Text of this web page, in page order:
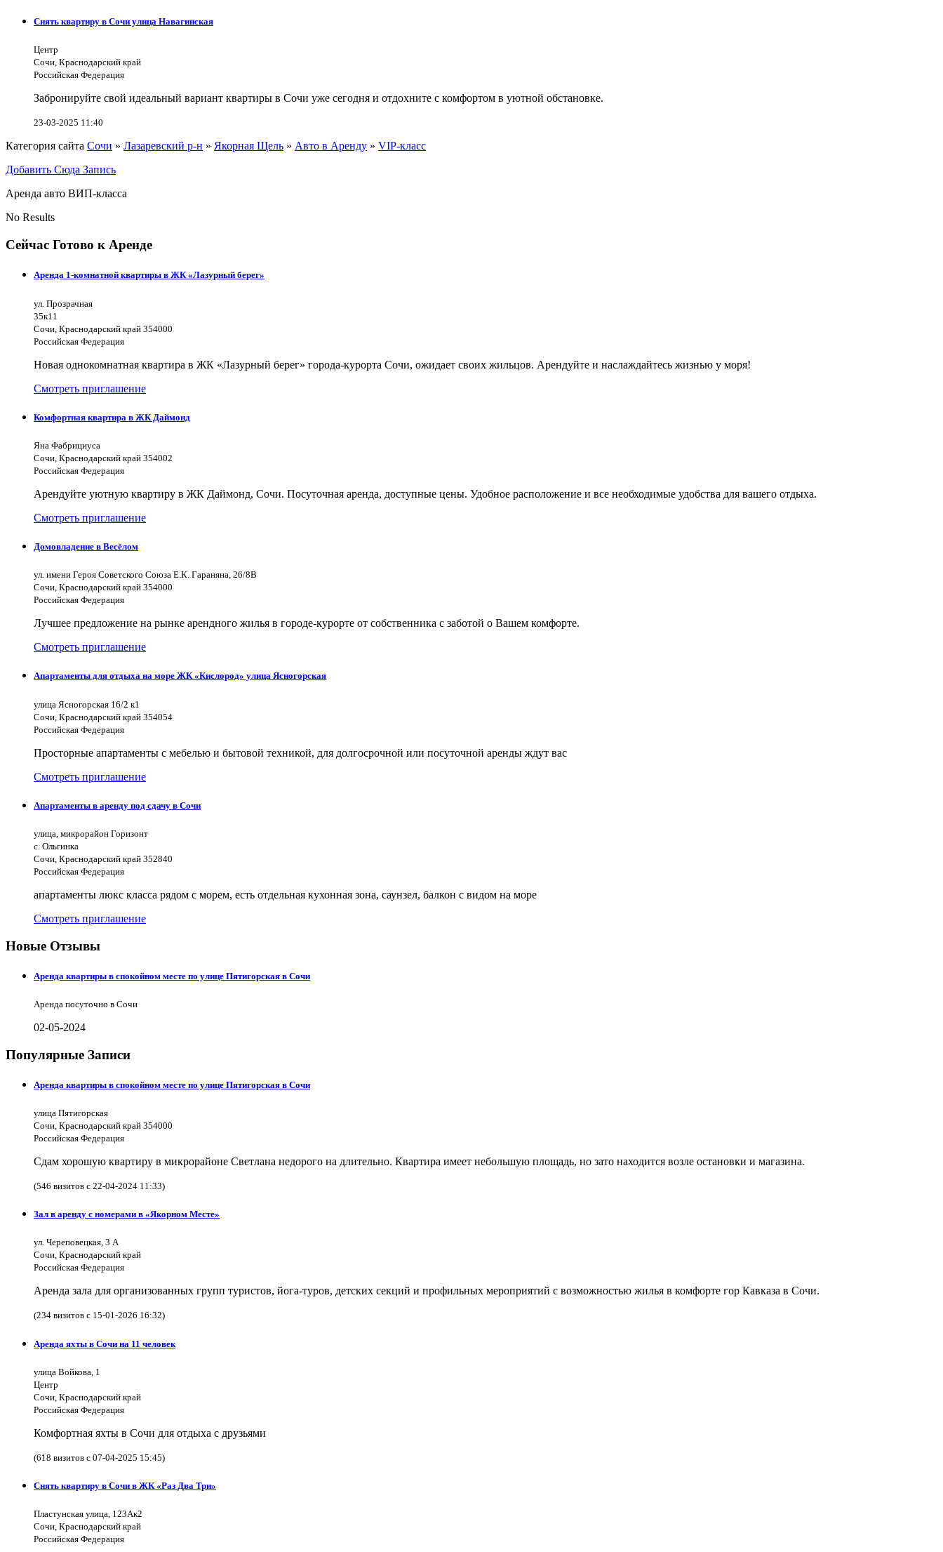
Снять квартиру в Сочи улица Навагинская
Центр
Сочи, Краснодарский край
Российская Федерация
Забронируйте свой идеальный вариант квартиры в Сочи уже сегодня и отдохните с комфортом в уютной обстановке.
23-03-2025 11:40
Категория сайта Сочи » Лазаревский р-н » Якорная Щель » Авто в Аренду » VIP-класс
Добавить Сюда Запись
Аренда авто ВИП-класса
No Results
Сейчас Готово к Аренде
Аренда 1-комнатной квартиры в ЖК «Лазурный берег»
ул. Прозрачная
35к11
Сочи, Краснодарский край 354000
Российская Федерация
Новая однокомнатная квартира в ЖК «Лазурный берег» города-курорта Сочи, ожидает своих жильцов. Арендуйте и наслаждайтесь жизнью у моря!
Смотреть приглашение
Комфортная квартира в ЖК Даймонд
Яна Фабрициуса
Сочи, Краснодарский край 354002
Российская Федерация
Арендуйте уютную квартиру в ЖК Даймонд, Сочи. Посуточная аренда, доступные цены. Удобное расположение и все необходимые удобства для вашего отдыха.
Смотреть приглашение
Домовладение в Весёлом
ул. имени Героя Советского Союза Е.К. Гараняна, 26/8В
Сочи, Краснодарский край 354000
Российская Федерация
Лучшее предложение на рынке арендного жилья в городе-курорте от собственника с заботой о Вашем комфорте.
Смотреть приглашение
Апартаменты для отдыха на море ЖК «Кислород» улица Ясногорская
улица Ясногорская 16/2 к1
Сочи, Краснодарский край 354054
Российская Федерация
Просторные апартаменты с мебелью и бытовой техникой, для долгосрочной или посуточной аренды ждут вас
Смотреть приглашение
Апартаменты в аренду под сдачу в Сочи
улица, микрорайон Горизонт
с. Ольгинка
Сочи, Краснодарский край 352840
Российская Федерация
апартаменты люкс класса рядом с морем, есть отдельная кухонная зона, саунзел, балкон с видом на море
Смотреть приглашение
Новые Отзывы
Аренда квартиры в спокойном месте по улице Пятигорская в Сочи
Аренда посуточно в Сочи
02-05-2024
Популярные Записи
Аренда квартиры в спокойном месте по улице Пятигорская в Сочи
улица Пятигорская
Сочи, Краснодарский край 354000
Российская Федерация
Сдам хорошую квартиру в микрорайоне Светлана недорого на длительно. Квартира имеет небольшую площадь, но зато находится возле остановки и магазина.
(546 визитов с 22-04-2024 11:33)
Зал в аренду с номерами в «Якорном Месте»
ул. Череповецкая, 3 А
Сочи, Краснодарский край
Российская Федерация
Аренда зала для организованных групп туристов, йога-туров, детских секций и профильных мероприятий с возможностью жилья в комфорте гор Кавказа в Сочи.
(234 визитов с 15-01-2026 16:32)
Аренда яхты в Сочи на 11 человек
улица Войкова, 1
Центр
Сочи, Краснодарский край
Российская Федерация
Комфортная яхты в Сочи для отдыха с друзьями
(618 визитов с 07-04-2025 15:45)
Снять квартиру в Сочи в ЖК «Раз Два Три»
Пластунская улица, 123Ак2
Сочи, Краснодарский край
Российская Федерация